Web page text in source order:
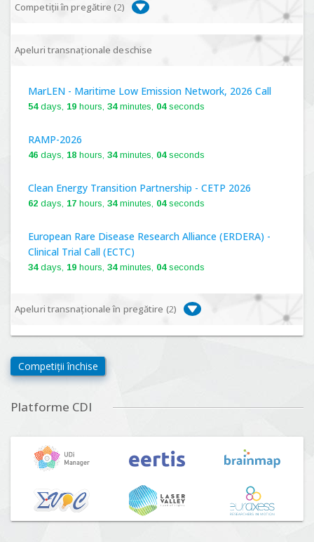
Competiții în pregătire (2)
PNCDI IV, P 5.1 - Proiecte Complexe de Cercetare de
PNCDI IV, SP 5.6.1 - Provocări - Schimbare, PPS2024
Apeluri transnaționale deschise
MarLEN - Maritime Low Emission Network, 2026 Call
54days, 19 hours, 34minutes, 03seconds
RAMP-2026
46 days, 18 hours, 34minutes, 03seconds
Clean Energy Transition Partnership - CETP 2026
62 days, 17 hours, 34minutes, 03seconds
European Rare Disease Research Alliance (ERDERA) -
Clinical Trial Call (ECTC)
34days, 19 hours, 34minutes, 03seconds
Apeluri transnaționale în pregătire (2)
biodiversitate, consecințe socio-ecologice și traiectorii
viitoare", Competiția 2026
n°5 (DUT-2026)
Lansare:01 Septembrie 2026
Competiții închise
Platforme CDI